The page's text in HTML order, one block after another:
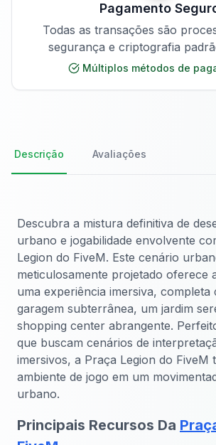
Pagamento
Todas as transações são
segurança e criptografia
Múltiplos métodos de
Descrição Avaliações
Descubra a mistura definitiva de
urbano e jogabilidade envolvente
Legion do FiveM. Este cenário
meticulosamente projetado oferece
uma experiência imersiva, completa
garagem subterrânea, um jardim
shopping center abrangente.
que buscam cenários de
imersivos, a Praça Legion do FiveM
ambiente de jogo em um
urbano.
Principais Recursos Da